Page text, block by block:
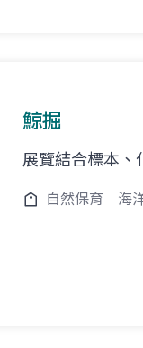
鯨掘
展覽結合標本、
自然保育 海